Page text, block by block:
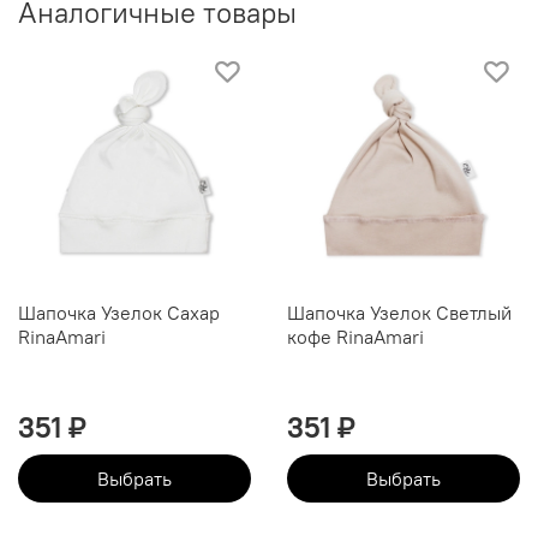
Аналогичные товары
Шапочка Узелок Сахар
RinaAmari
351 ₽
Выбрать
Шапочка Узелок Светлый
кофе RinaAmari
351 ₽
Выбрать